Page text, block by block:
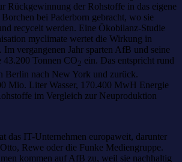
Rückgewinnung der Rohstoffe in das eigene
bei Paderborn gebracht, wo sie
recycelt werden. Eine Ökobilanz-Studie
myclimate wertet die Wirkung in
Im vergangenen Jahr sparten AfB und seine
43.200 Tonnen CO2 ein. Das entspricht rund
Berlin nach New York und zurück.
Mio. Liter Wasser, 170.400 MwH Energie
im Vergleich zur Neuproduktion
das IT-Unternehmen europaweit, darunter
Rewe oder die Funke Mediengruppe.
kommen auf AfB zu, weil sie nachhaltig